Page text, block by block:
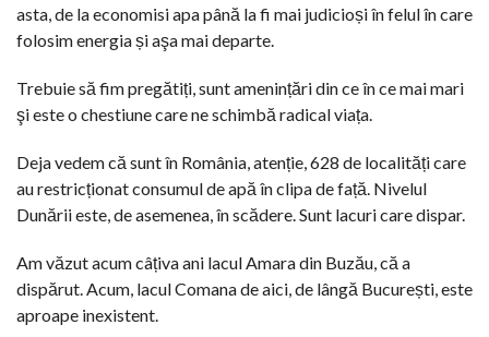
asta, de la economisi apa până la fi mai judicioși în felul în care
folosim energia și aşa mai departe.
Trebuie să fim pregătiți, sunt amenințări din ce în ce mai mari
şi este o chestiune care ne schimbă radical viața.
Deja vedem că sunt în România, atenție, 628 de localități care
au restricționat consumul de apă în clipa de față. Nivelul
Dunării este, de asemenea, în scădere. Sunt lacuri care dispar.
Am văzut acum câțiva ani lacul Amara din Buzău, că a
dispărut. Acum, lacul Comana de aici, de lângă București, este
aproape inexistent.